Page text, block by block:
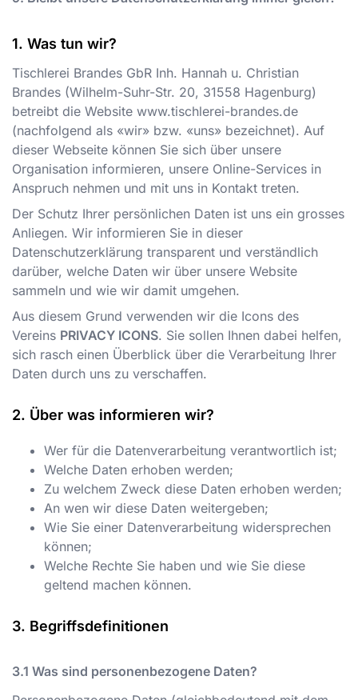
Was tun wir?
Tischlerei Brandes GbR Inh. Hannah u. Christian
Brandes (Wilhelm-Suhr-Str. 20, 31558 Hagenburg)
betreibt die Website www.tischlerei-brandes.de
(nachfolgend als «wir» bzw. «uns» bezeichnet). Auf
dieser Webseite können Sie sich über unsere
Organisation informieren, unsere Online-Services in
Anspruch nehmen und mit uns in Kontakt treten.
Der Schutz Ihrer persönlichen Daten ist uns ein grosses
Anliegen. Wir informieren Sie in dieser
Datenschutzerklärung transparent und verständlich
darüber, welche Daten wir über unsere Website
sammeln und wie wir damit umgehen.
Aus diesem Grund verwenden wir die Icons des
Vereins PRIVACY ICONS. Sie sollen Ihnen dabei helfen,
sich rasch einen Überblick über die Verarbeitung Ihrer
Daten durch uns zu verschaffen.
Über was informieren wir?
Wer für die Datenverarbeitung verantwortlich ist;
Welche Daten erhoben werden;
Zu welchem Zweck diese Daten erhoben werden;
An wen wir diese Daten weitergeben;
Wie Sie einer Datenverarbeitung widersprechen
können;
Welche Rechte Sie haben und wie Sie diese
geltend machen können.
Begriffsdefinitionen
Was sind personenbezogene Daten?